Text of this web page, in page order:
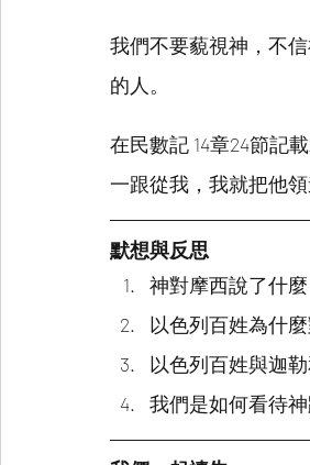
我們不要藐視神，不
的人。
在民數記 14章24節記
一跟從我，我就把他
默想與反思
神對摩西說了什麼
以色列百姓為什
以色列百姓與迦
我們是如何看待神